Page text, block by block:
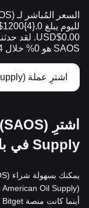
SAOS هو 0% خلال 24 ساعة الماضية.
اشترِ عملة (SAOS) Strategic American Oil Supply الآن
Supply في بلد مختلف